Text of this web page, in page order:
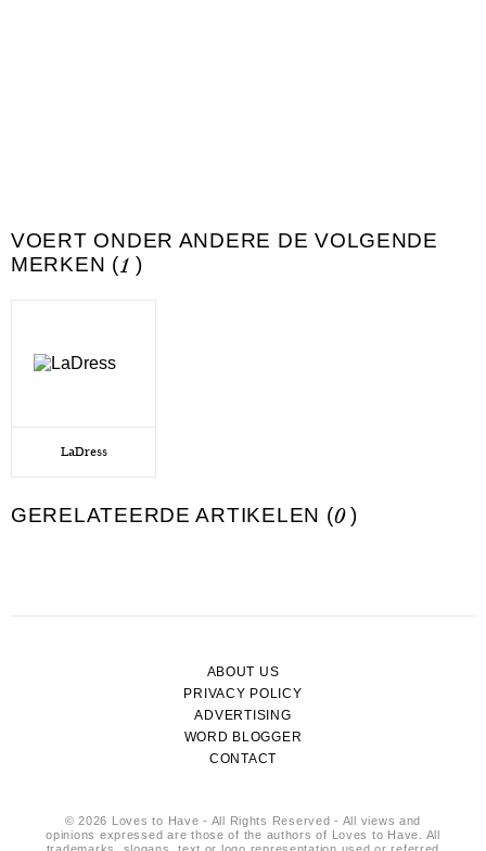
VOERT ONDER ANDERE DE VOLGENDE
MERKEN (1 )
LaDress
GERELATEERDE ARTIKELEN (0 )
ABOUT US
PRIVACY POLICY
ADVERTISING
WORD BLOGGER
CONTACT
© 2026 Loves to Have - All Rights Reserved - All views and
opinions expressed are those of the authors of Loves to Have. All